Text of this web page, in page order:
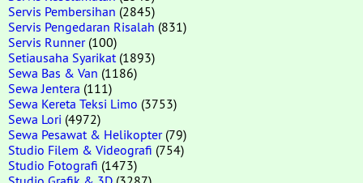
Servis Pembersihan (2845)
Servis Pengedaran Risalah (831)
Servis Runner(100)
Setiausaha Syarikat (1893)
Sewa Bas & Van (1186)
Sewa Jentera (111)
Sewa Kereta Teksi Limo (3753)
Sewa Lori (4972)
Sewa Pesawat & Helikopter(79)
Studio Filem & Videografi (754)
Studio Fotografi (1473)